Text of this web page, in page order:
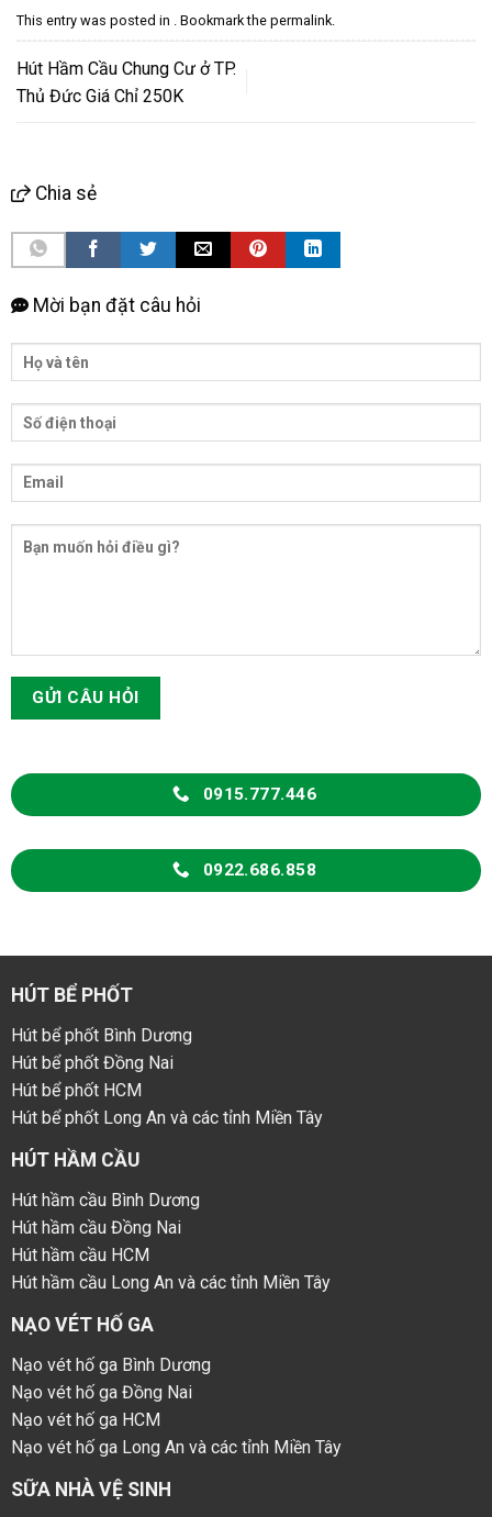
This entry was posted in . Bookmark the permalink
Hút Hầm Cầu Chung Cư ở TP.
Thủ Đức Giá Chỉ 250K
Chia sẻ
Mời bạn đặt câu hỏi
0915.777.446
0922.686.858
HÚT BỂ PHỐT
Hút bể phốt Bình Dương
Hút bể phốt Đồng Nai
Hút bể phốt HCM
Hút bể phốt Long An và các tỉnh Miền Tây
HÚT HẦM CẦU
Hút hầm cầu Bình Dương
Hút hầm cầu Đồng Nai
Hút hầm cầu HCM
Hút hầm cầu Long An và các tỉnh Miền Tây
NẠO VÉT HỐ GA
Nạo vét hố ga Bình Dương
Nạo vét hố ga Đồng Nai
Nạo vét hố ga HCM
Nạo vét hố ga Long An và các tỉnh Miền Tây
SỮA NHÀ VỆ SINH